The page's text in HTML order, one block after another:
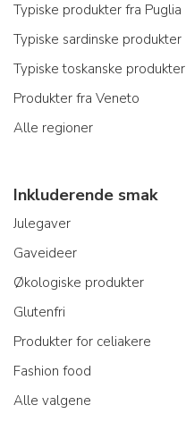
Typiske produkter fra Puglia
Typiske sardinske produkter
Typiske toskanske produkter
Produkter fra Veneto
Alle regioner
Inkluderende smak
Julegaver
Gaveideer
Økologiske produkter
Glutenfri
Produkter for celiakere
Fashion food
Alle valgene